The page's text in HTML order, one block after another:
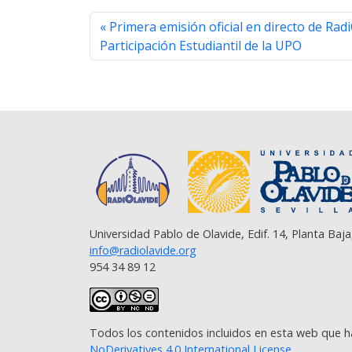
b
o
o
k
t
e
r
s
A
p
p
g
r
a
m
l
L
i
n
k
e
Primera emisión oficial en directo de
Participación Estudiantil de la UPO
Universidad Pablo de Olavide, Edif. 14, Planta
info@radiolavide.org
954 34 89 12
Todos los contenidos incluidos en esta web que